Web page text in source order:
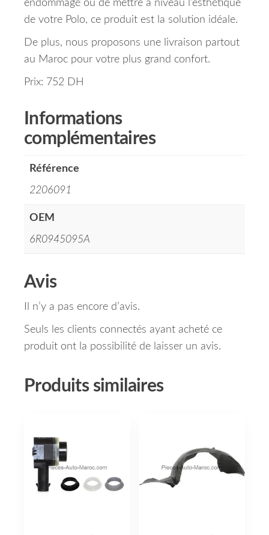
endommagé ou de mettre à niveau l’esthétique
de votre Polo, ce produit est la solution idéale.
De plus, nous proposons une livraison partout
au Maroc pour votre plus grand confort.
Prix: 752 DH
Informations
complémentaires
Référence
2206091
OEM
6R0945095A
Avis
Il n’y a pas encore d’avis.
Seuls les clients connectés ayant acheté ce
produit ont la possibilité de laisser un avis.
Produits similaires